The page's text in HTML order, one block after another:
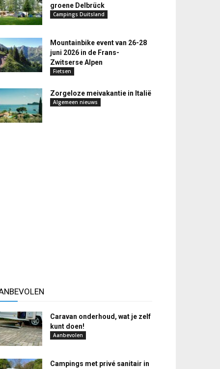
groene Delbrück
Campings Duitsland
Mountainbike event van 26-28
juni 2026 in de Frans-
Zwitserse Alpen
Fietsen
Zorgeloze meivakantie in Italië
Algemeen nieuws
Caravan onderhoud, wat je zelf
kunt doen!
Aanbevolen
Campings met privé sanitair in